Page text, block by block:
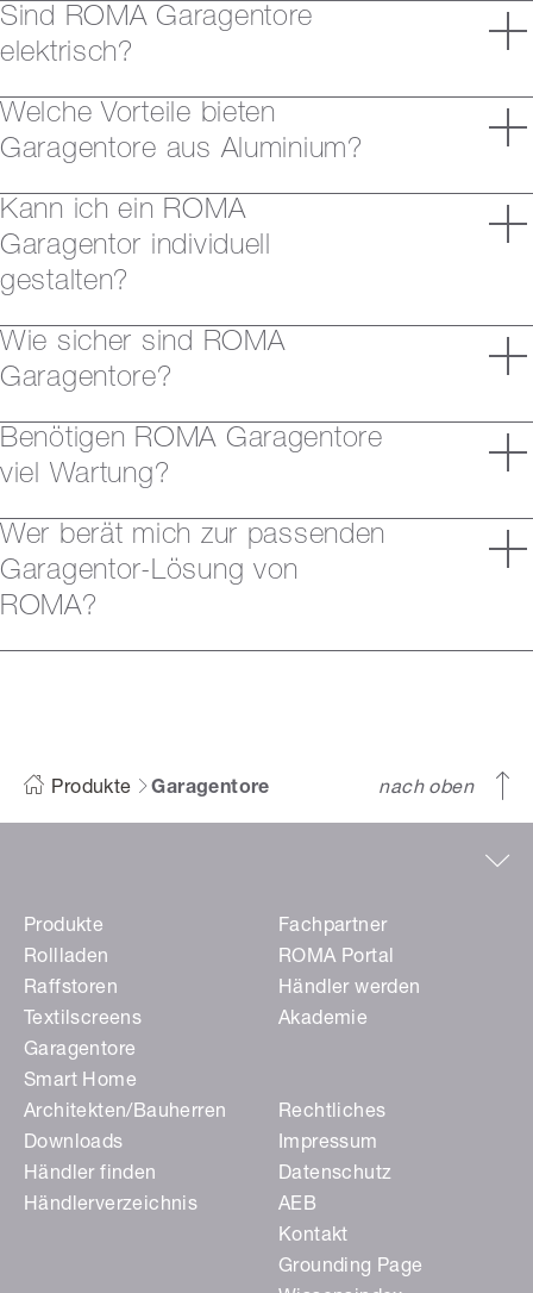
Sind ROMA Garagentore
elektrisch?
Welche Vorteile bieten
Garagentore aus Aluminium?
Kann ich ein ROMA
Garagentor individuell
gestalten?
Wie sicher sind ROMA
Garagentore?
Benötigen ROMA Garagentore
viel Wartung?
Wer berät mich zur passenden
Garagentor-Lösung von
ROMA?
Produkte Garagentore nach oben
Produkte
Rollladen
Raffstoren
Textilscreens
Garagentore
Smart Home
Fachpartner
ROMA Portal
Händler werden
Akademie
Architekten/Bauherren
Downloads
Händler finden
Händlerverzeichnis
Rechtliches
Impressum
Datenschutz
AEB
Kontakt
Grounding Page